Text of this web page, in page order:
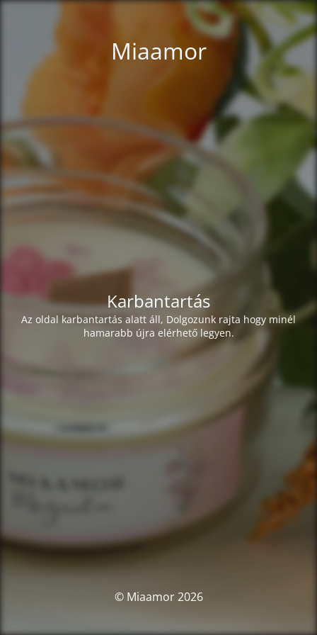
Miaamor
Karbantartás
Az oldal karbantartás alatt áll, Dolgozunk rajta hogy minél
hamarabb újra elérhető legyen.
© Miaamor 2026